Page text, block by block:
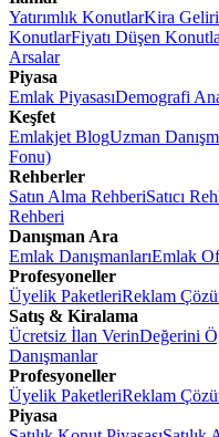
Yatırımlık KonutlarKira
KonutlarFiyatı Düşen
Arsalar
Piyasa
Emlak PiyasasıDemografi
Keşfet
Emlakjet BlogUzman
Fonu)
Rehberler
Satın Alma RehberiSatıcı
Rehberi
Danışman Ara
Emlak DanışmanlarıEmlak
Profesyoneller
Üyelik PaketleriReklam
Satış & Kiralama
Ücretsiz İlan VerinDeğerini
Danışmanlar
Profesyoneller
Üyelik PaketleriReklam
Piyasa